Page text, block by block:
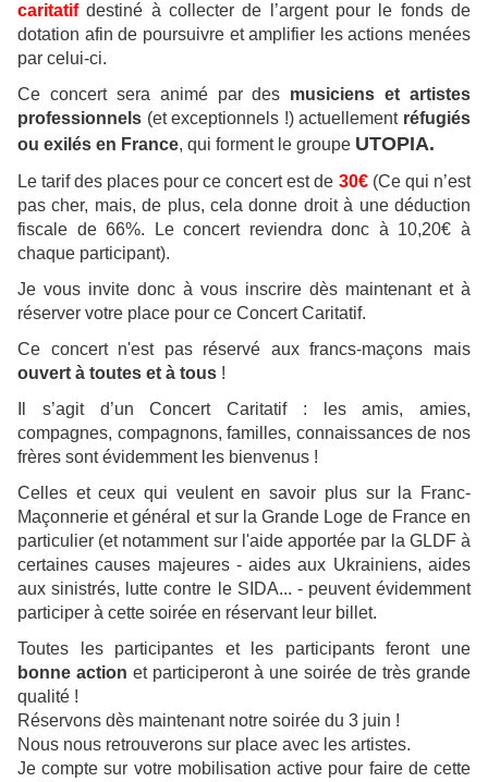
caritatifdestiné à collecter de l’argent pour le fonds de
dotation afin de poursuivre et amplifier les actions menées
par celui-ci.
Ce concert sera animé par des musiciens et artistes
professionnels (et exceptionnels !) actuellement réfugiés
ou exilés en France, qui forment le groupe UTOPIA.
Le tarif des places pour ce concert est de 30€(Ce qui n’est
pas cher, mais, de plus, cela donne droit à une déduction
fiscale de 66%. Le concert reviendra donc à 10,20€ à
chaque participant).
Je vous invite donc à vous inscrire dès maintenant et à
réserver votre place pour ce Concert Caritatif.
Ce concert n'est pas réservé aux francs-maçons mais
ouvert à toutes et à tous !
Il s’agit d’un Concert Caritatif : les amis, amies,
compagnes, compagnons, familles, connaissances de nos
frères sont évidemment les bienvenus !
Celles et ceux qui veulent en savoir plus sur la Franc-
Maçonnerie et général et sur la Grande Loge de France en
particulier (et notamment sur l'aide apportée par la GLDF à
certaines causes majeures - aides aux Ukrainiens, aides
aux sinistrés, lutte contre le SIDA... - peuvent évidemment
participer à cette soirée en réservant leur billet.
Toutes les participantes et les participants feront une
bonne action et participeront à une soirée de très grande
qualité !
Réservons dès maintenant notre soirée du 3 juin !
Nous nous retrouverons sur place avec les artistes.
Je compte sur votre mobilisation active pour faire de cette